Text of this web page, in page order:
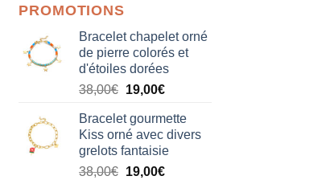
PROMOTIONS
Bracelet chapelet orné
de pierre colorés et
d'étoiles dorées
38,00€ Le
initial
était :
38,00€.
19,00€Le
actuel
est :
19,00€.
Bracelet gourmette
Kiss orné avec divers
grelots fantaisie
38,00€ Le
19,00€Le